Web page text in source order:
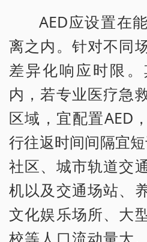
AED应设置在
离之内。针对不同
差异化响应时限
内，若专业医疗急
区域，宜配置AED
行往返时间间隔宜
社区、城市轨道交
机以及交通场站、
文化娱乐场所、大